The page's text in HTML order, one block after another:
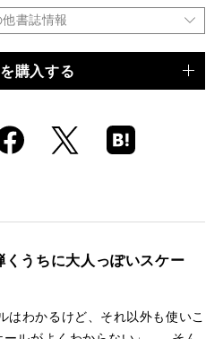
他書誌情報
購入する
X
Hatena
Boo
うちに大人っぽいスケー
はわかるけど、それ以外も使いこ